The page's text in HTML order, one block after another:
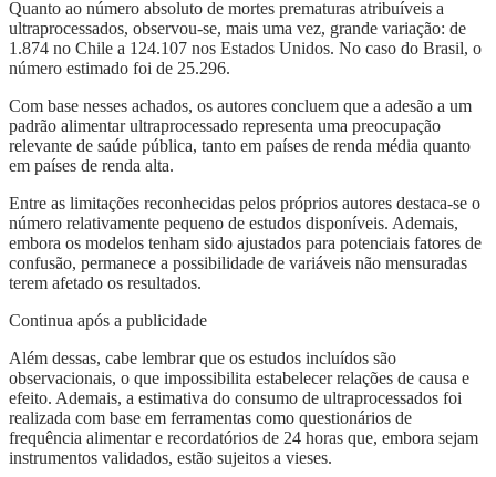
Quanto ao número absoluto de mortes prematuras atribuíveis a
ultraprocessados, observou-se, mais uma vez, grande variação: de
1.874 no Chile a 124.107 nos Estados Unidos. No caso do Brasil, o
número estimado foi de 25.296.
Com base nesses achados, os autores concluem que a adesão a um
padrão alimentar ultraprocessado representa uma preocupação
relevante de saúde pública, tanto em países de renda média quanto
em países de renda alta.
Entre as limitações reconhecidas pelos próprios autores destaca-se o
número relativamente pequeno de estudos disponíveis. Ademais,
embora os modelos tenham sido ajustados para potenciais fatores de
confusão, permanece a possibilidade de variáveis não mensuradas
terem afetado os resultados.
Continua após a publicidade
Além dessas, cabe lembrar que os estudos incluídos são
observacionais, o que impossibilita estabelecer relações de causa e
efeito. Ademais, a estimativa do consumo de ultraprocessados foi
realizada com base em ferramentas como questionários de
frequência alimentar e recordatórios de 24 horas que, embora sejam
instrumentos validados, estão sujeitos a vieses.